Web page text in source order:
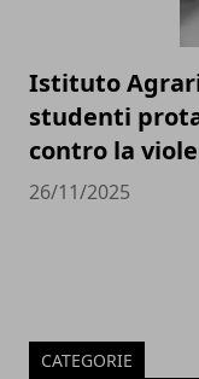
Istituto
studenti
contro la
26/11/2025
CATEGORIE